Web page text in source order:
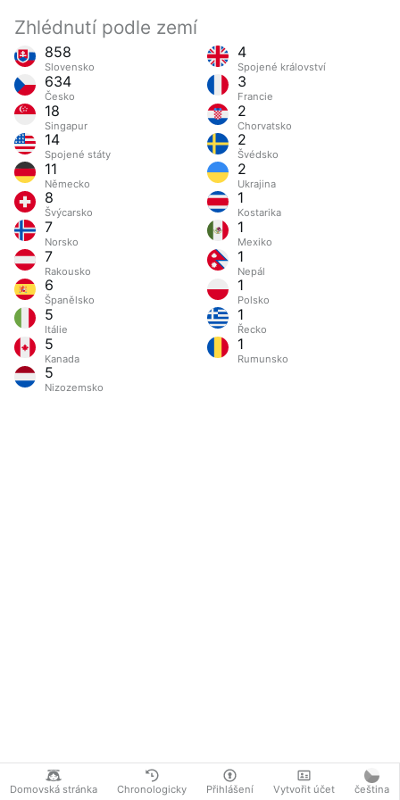
Domovská stránka Chronologicky Přihlášení Vytvořit účet čeština
Zhlédnutí podle zemí
858
Slovensko
634
Česko
18
Singapur
14
Spojené státy
11
Německo
8
Švýcarsko
7
Norsko
7
Rakousko
6
Španělsko
5
Itálie
5
Kanada
5
Nizozemsko
4
Spojené království
3
Francie
2
Chorvatsko
2
Švédsko
2
Ukrajina
1
Kostarika
1
Mexiko
1
Nepál
1
Polsko
1
Řecko
1
Rumunsko